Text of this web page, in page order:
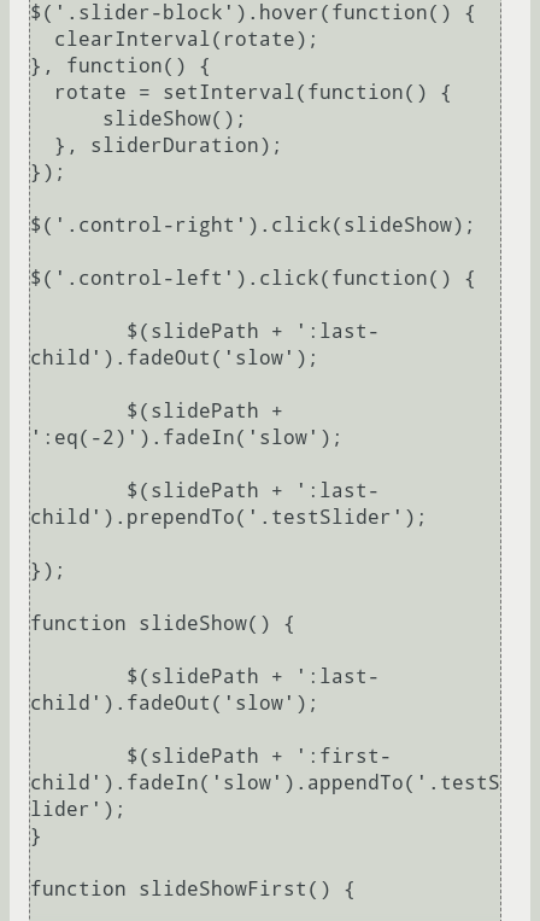
$('.slider-block').hover(function() {
}, function() {
});
$('.control-right').click(slideShow);
$('.control-left').click(function() {
child').fadeOut('slow');
':eq(-2)').fadeIn('slow');
child').prependTo('.testSlider');
});
function slideShow() {
child').fadeOut('slow');
child').fadeIn('slow').appendTo('.testS
lider');
}
function slideShowFirst() {